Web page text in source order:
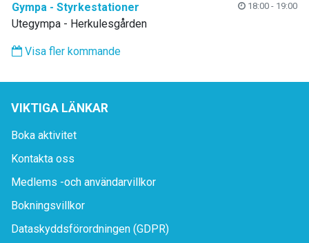
Gympa - Styrkestationer
18:00 - 19:00
Utegympa - Herkulesgården
Visa fler kommande
VIKTIGA LÄNKAR
Boka aktivitet
Kontakta oss
Medlems -och användarvillkor
Bokningsvillkor
Dataskyddsförordningen (GDPR)